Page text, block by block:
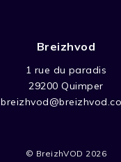
Breizhvod
1 rue du paradis
29200 Quimper
© BreizhVOD 2026